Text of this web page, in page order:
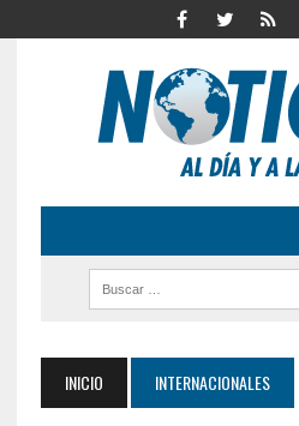
INICIO INTERNACIONALES